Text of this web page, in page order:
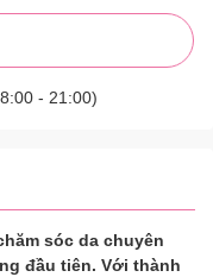
- 21:00)
sóc da chuyên
đầu tiên. Với thành